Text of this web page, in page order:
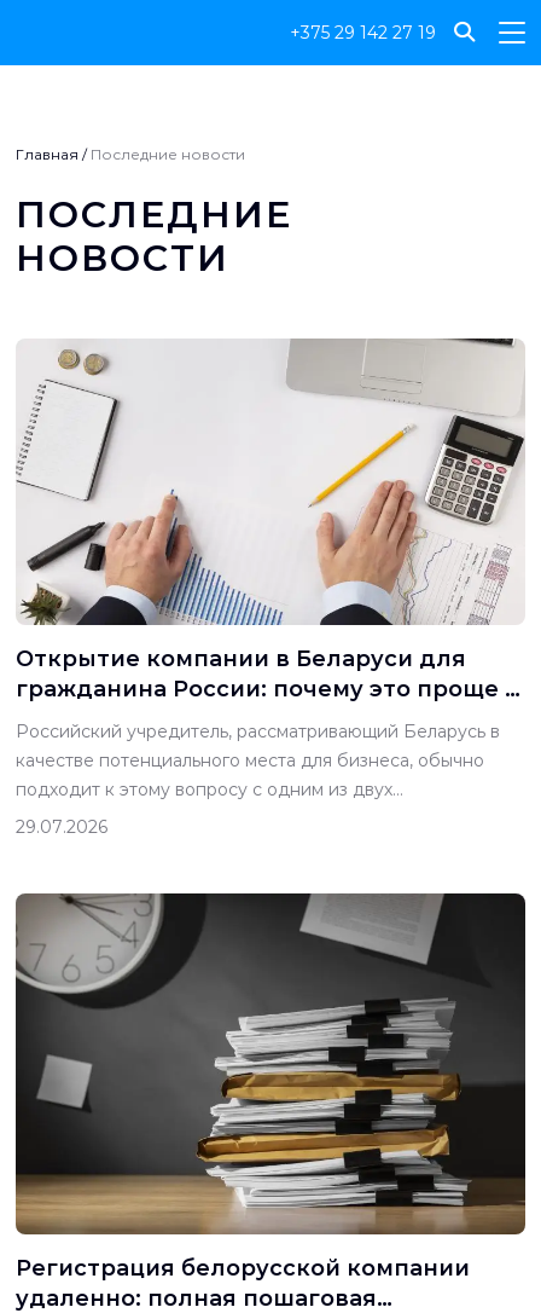
+375 29 142 27 19
Главная / Последние новости
ПОСЛЕДНИЕ
НОВОСТИ
Открытие компании в Беларуси для
гражданина России: почему это проще и
что при этом не меняется.
Российский учредитель, рассматривающий Беларусь в
качестве потенциального места для бизнеса, обычно
подходит к этому вопросу с одним из двух
предположений, и стоит поначалу развеять оба. Первое
создание компании должно быть простым, а правила
работы будут привычными. Второе, более
распространенное […]
29.07.2026
Регистрация белорусской компании
удаленно: полная пошаговая